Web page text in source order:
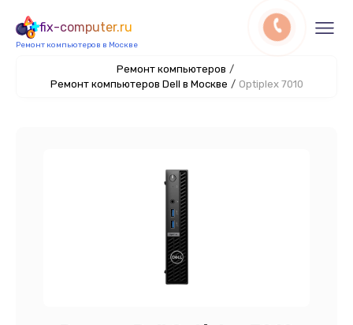
fix-computer.ru
Ремонт компьютеров в Москве
Ремонт компьютеров /
Ремонт компьютеров Dell в Москве / Optiplex 7010